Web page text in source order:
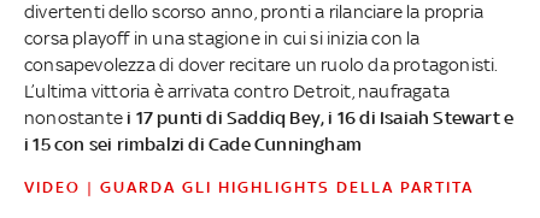
divertenti dello scorso anno, pronti a rilanciare la propria
corsa playoff in una stagione in cui si inizia con la
consapevolezza di dover recitare un ruolo da protagonisti.
L’ultima vittoria è arrivata contro Detroit, naufragata
nonostante i 17 punti di Saddiq Bey, i 16 di Isaiah Stewart e
i 15 con sei rimbalzi di Cade Cunningham
VIDEO | GUARDA GLI HIGHLIGHTS DELLA PARTITA